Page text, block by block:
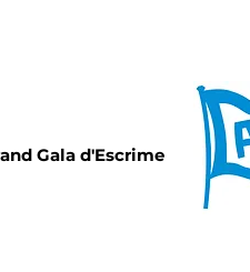
Gala d'Escrime